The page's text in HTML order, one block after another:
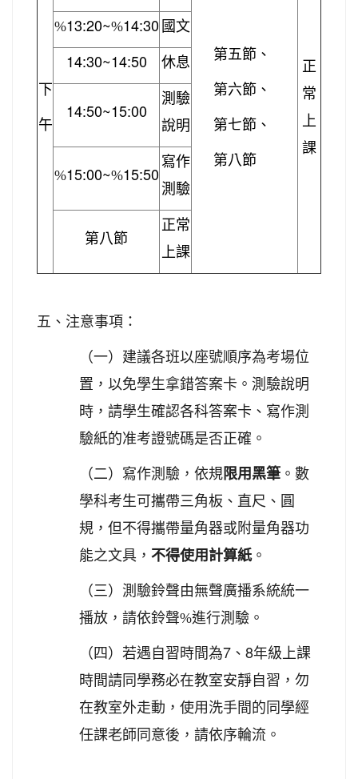
下
午
第五節、
第六節、
第七節、
第八節
正
常
上
課
%13:20~%14:30 國文
14:30~14:50 休息
14:50~15:00
測驗
說明
%15:00~%15:50
寫作
測驗
第八節
正常
上課
五、注意事項：
（一）建議各班以座號順序為考場位
置，以免學生拿錯答案卡。測驗說明
時，請學生確認各科答案卡、寫作測
驗紙的准考證號碼是否正確。
（二）寫作測驗，依規限用黑筆 。數
學科考生可攜帶三角板、直尺、圓
規，但不得攜帶量角器或附量角器功
能之文具，不得使用計算紙。
（三）測驗鈴聲由無聲廣播系統統一
播放，請依鈴聲%進行測驗。
（四）若遇自習時間為7 、8年級上課
時間請同學務必在教室安靜自習，勿
在教室外走動，使用洗手間的同學經
任課老師同意後，請依序輪流。